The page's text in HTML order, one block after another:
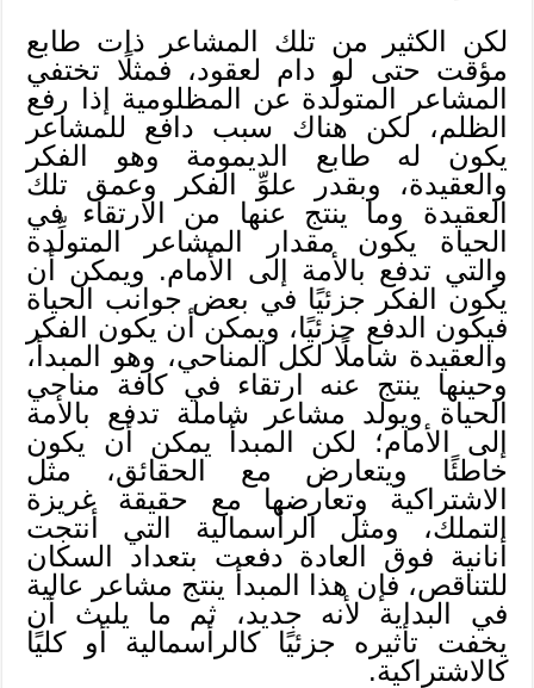
لكن الكثير من تلك المشاعر ذات طابع
مؤقت حتى لو دام لعقود، فمثلًا تختفي
المشاعر المتولِّدة عن المظلومية إذا رفع
الظلم، لكن هناك سبب دافع للمشاعر
يكون له طابع الديمومة وهو الفكر
والعقيدة، وبقدر علوِّ الفكر وعمق تلك
العقيدة وما ينتج عنها من الارتقاء في
الحياة يكون مقدار المشاعر المتولِّدة
والتي تدفع بالأمة إلى الأمام. ويمكن أن
يكون الفكر جزئيًا في بعض جوانب الحياة
فيكون الدفع جزئيًا، ويمكن أن يكون الفكر
والعقيدة شاملًا لكل المناحي، وهو المبدأ،
وحينها ينتج عنه ارتقاء في كافة مناحي
الحياة ويولد مشاعر شاملة تدفع بالأمة
إلى الأمام؛ لكن المبدأ يمكن أن يكون
خاطئًا ويتعارض مع الحقائق، مثل
الاشتراكية وتعارضها مع حقيقة غريزة
التملك، ومثل الرأسمالية التي أنتجت
أنانية فوق العادة دفعت بتعداد السكان
للتناقص، فإن هذا المبدأ ينتج مشاعر عالية
في البداية لأنه جديد، ثم ما يلبث أن
يخفت تأثيره جزئيًا كالرأسمالية أو كليًا
كالاشتراكية.